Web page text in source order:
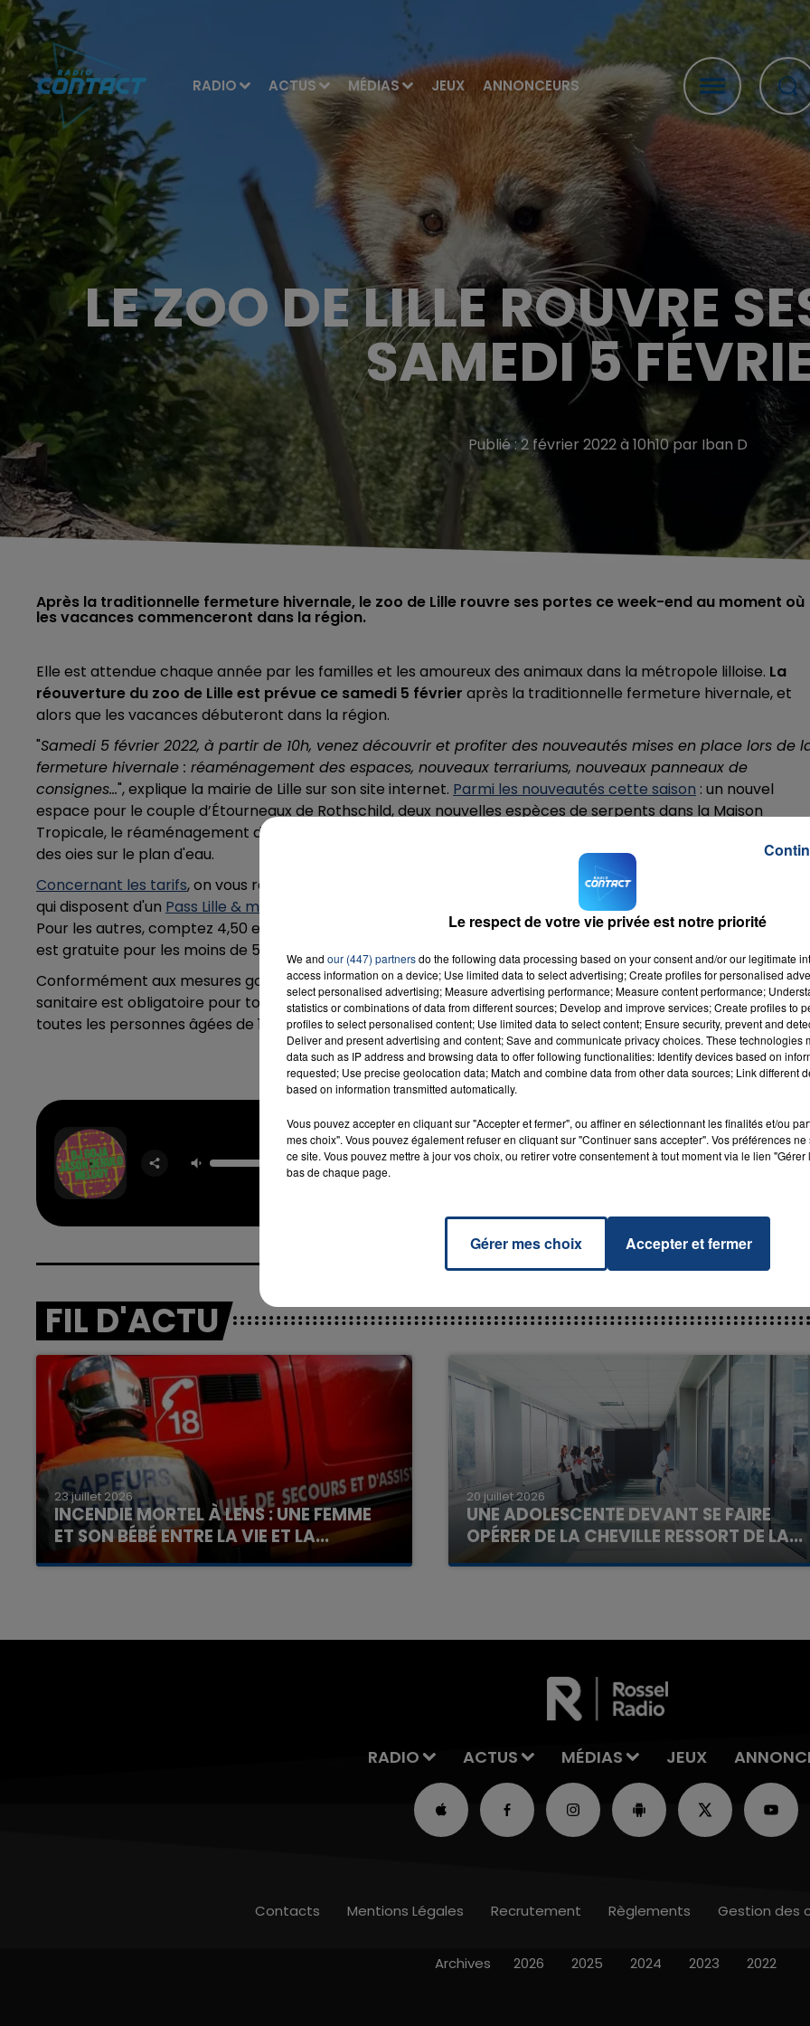
RADIO ACTUS MÉDIAS JEUX ANNONCEURS
LE ZOO DE LILLE ROUVRE
SAMEDI 5
Publié : 2 février 2022 à 10h10 par Iban D
Après la traditionnelle fermeture hivernale, le zoo de Lille rouvre ses portes ce week-end au moment où
les vacances commenceront dans la région.
Elle est attendue chaque année par les familles et les amoureux des animaux dans la métropole lilloise. La
réouverture du zoo de Lille est prévue ce samedi 5 février après la traditionnelle fermeture hivernale, et
alors que les vacances débuteront dans la région.
"Samedi 5 février 2022, à partir de 10h, venez découvrir et profiter des nouveautés mises en place lors de
fermeture hivernale : réaménagement des espaces, nouveaux terrariums, nouveaux panneaux de
consignes...", explique la mairie de Lille sur son site internet. Parmi les nouveautés cette saison : un nouvel
espace pour le couple d’Étourneaux de Rothschild, deux nouvelles espèces de serpents dans la Maison
Tropicale, le réaménagement d'une zone d'hébergement pour les renards polaires ou encore le déplacement
des oies sur le plan d'eau.
Concernant les tarifs, on vous rapelle que
l'accès au zoo est gratuit pour les Lillois, Hellemmois et Lommois
qui disposent d'un Pass Lille & moi
(remplaçant le Pass zoo qui reste valable jusqu'à sa date de fin de validité).
Pour les autres, comptez 4,50 euros pour un adulte et 2,50 euros pour les jeunes de 5 à 17 ans inclus. L 'entrée
est gratuite pour les moins de 5 ans.
Conformément aux mesures gouvernementales dans la lutte contre la Covid-19, la présentation du passe
sanitaire est obligatoire pour toutes les personnes âgées de 12 ans à 15 ans et celle du passe vaccinal pour
toutes les personnes âgées de 16 ans et plus.
Mi Chico
DJ GOJA &
JASON
DERULO &
RADIO CONTACT
FIL D'ACTU
23 juillet 2026
INCENDIE MORTEL À LENS : UNE FEMME
ET SON BÉBÉ ENTRE LA VIE ET LA...
Un homme s'est immolé par le feu après avoir
20 juillet 2026
UNE ADOLESCENTE DEVANT SE FAIRE
OPÉRER DE LA CHEVILLE RESSORT DE LA...
La famille a porté plainte contre la clinique qui a
La Team de l'été
RADIO ACTUS MÉDIAS JEUX
Contacts Mentions Légales Recrutement Règlements Gestion des
Archives 2026 2025 2024 2023 2022
Le respect de votre vie privée est notre priorité
We and our (447) partnersdo the following data processing based on your consent and/or our legitimate
access information on a device; Use limited data to select advertising; Create profiles for personalised
select personalised advertising; Measure advertising performance; Measure content performance;
statistics or combinations of data from different sources; Develop and improve services; Create profiles to
profiles to select personalised content; Use limited data to select content; Ensure security, prevent and
Deliver and present advertising and content; Save and communicate privacy choices. These technologies
data such as IP address and browsing data to offer following functionalities: Identify devices based on
requested; Use precise geolocation data; Match and combine data from other data sources; Link different
based on information transmitted automatically.
Vous pouvez accepter en cliquant sur "Accepter et fermer", ou affiner en sélectionnant les finalités et/ou
mes choix". Vous pouvez également refuser en cliquant sur "Continuer sans accepter". Vos préférences
ce site. Vous pouvez mettre à jour vos choix, ou retirer votre consentement à tout moment via le lien
bas de chaque page.
Gérer mes choix Accepter et fermer